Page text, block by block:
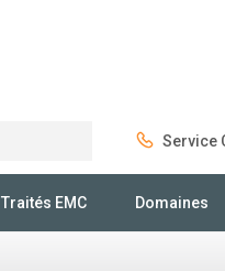
Service
Traités EMC Domaines